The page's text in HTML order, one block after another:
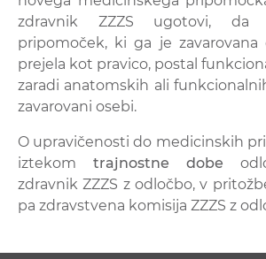
zdravnik ZZZS ugotovi, da
pripomoček, ki ga je zavarovana
prejela kot pravico, postal
zaradi anatomskih ali
zavarovani osebi.
O upravičenosti do medicinskih
iztekom trajnostne dobe
zdravnik ZZZS z odločbo, v
pa zdravstvena komisija ZZZS z